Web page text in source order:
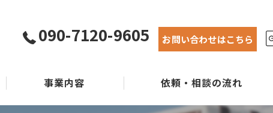
090-7120-9605 お問い合わせはこちら
事業内容 依頼・相談の流れ